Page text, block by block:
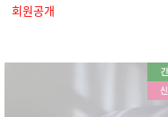
회원공개